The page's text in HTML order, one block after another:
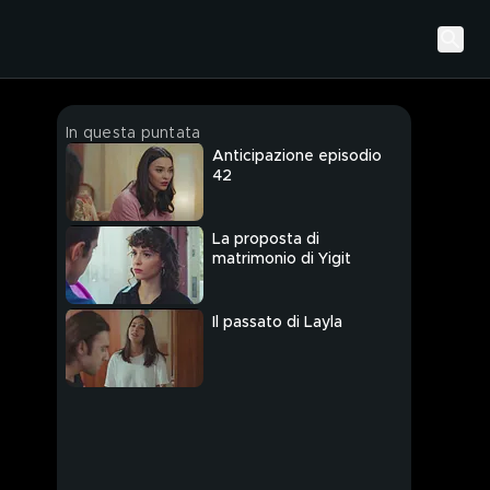
In questa puntata
Anticipazione episodio
42
La proposta di
matrimonio di Yigit
Il passato di Layla